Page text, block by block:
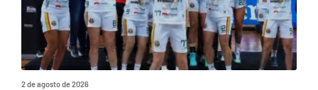
2 de agosto de 2026